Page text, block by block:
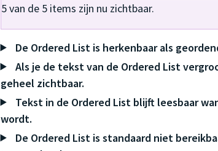
5van de 5items zijn nu zichtbaar.
De Ordered List is herkenbaar als
Als je de tekst van de Ordered List
geheel zichtbaar.
Tekst in de Ordered List blijft leesbaar
wordt.
De Ordered List is standaard niet